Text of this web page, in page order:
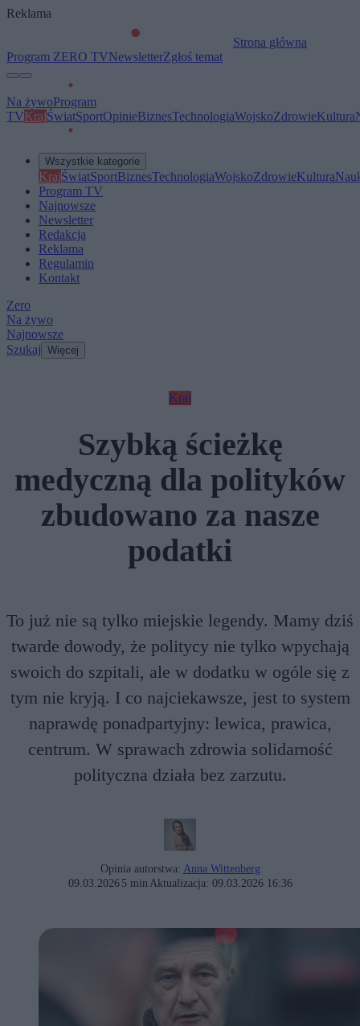
Reklama
Strona główna
Program ZERO TVNewsletterZgłoś temat
Na żywoProgram
TVKrajŚwiatSportOpinieBiznesTechnologiaWojskoZdrowieKultura
Wszystkie kategorie
KrajŚwiatSportBiznesTechnologiaWojskoZdrowieKultura
Program TV
Najnowsze
Newsletter
Redakcja
Reklama
Regulamin
Kontakt
Zero
Na żywo
Najnowsze
Szukaj Więcej
Kraj
Szybką ścieżkę
medyczną dla polityków
zbudowano za nasze
podatki
To już nie są tylko miejskie legendy. Mamy dziś
twarde dowody, że politycy nie tylko wpychają
swoich do szpitali, ale w dodatku w ogóle się z
tym nie kryją. I co najciekawsze, jest to system
naprawdę ponadpartyjny: lewica, prawica,
centrum. W sprawach zdrowia solidarność
polityczna działa bez zarzutu.
Opinia autorstwa: Anna Wittenberg
09.03.2026 5 min Aktualizacja: 09.03.2026 16:36